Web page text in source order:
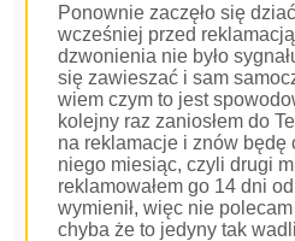
Ponownie zaczęło się
wcześniej przed
dzwonienia nie było
się zawieszać i sam
wiem czym to jest
kolejny raz zaniosłem do
na reklamacje i znów będę
niego miesiąc, czyli drugi
reklamowałem go 14 dni
wymienił, więc nie
chyba że to jedyny tak